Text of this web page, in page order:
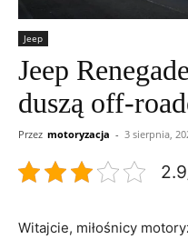
Jeep
Jeep
duszą off-
Przez motoryzacja - 3 sierpnia,
Witajcie, miłośnicy